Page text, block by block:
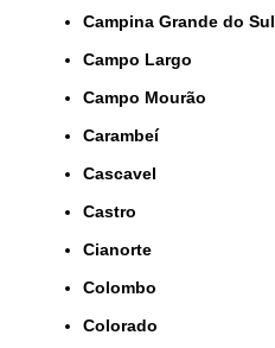
Campina Grande do Sul
Campo Largo
Campo Mourão
Carambeí
Cascavel
Castro
Cianorte
Colombo
Colorado